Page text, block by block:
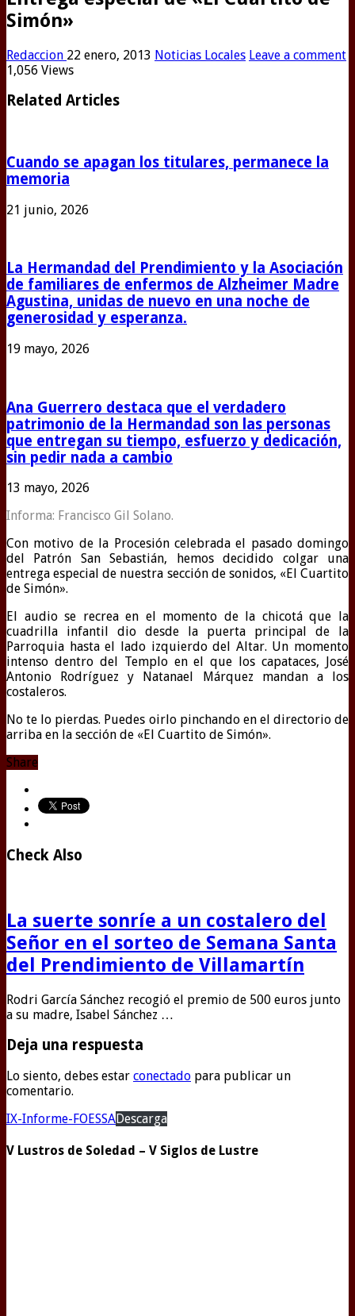
Simón»
Redaccion 22 enero, 2013 Noticias Locales Leave a comment
1,056 Views
Related Articles
Cuando se apagan los titulares, permanece la
memoria
21 junio, 2026
La Hermandad del Prendimiento y la Asociación
de familiares de enfermos de Alzheimer Madre
Agustina, unidas de nuevo en una noche de
generosidad y esperanza.
19 mayo, 2026
Ana Guerrero destaca que el verdadero
patrimonio de la Hermandad son las personas
que entregan su tiempo, esfuerzo y dedicación,
sin pedir nada a cambio
13 mayo, 2026
Informa: Francisco Gil Solano.
Con motivo de la Procesión celebrada el pasado domingo
del Patrón San Sebastián, hemos decidido colgar una
entrega especial de nuestra sección de sonidos, «El Cuartito
de Simón».
El audio se recrea en el momento de la chicotá que la
cuadrilla infantil dio desde la puerta principal de la
Parroquia hasta el lado izquierdo del Altar. Un momento
intenso dentro del Templo en el que los capataces, José
Antonio Rodríguez y Natanael Márquez mandan a los
costaleros.
No te lo pierdas. Puedes oirlo pinchando en el directorio de
arriba en la sección de «El Cuartito de Simón».
Share
Check Also
La suerte sonríe a un costalero del
Señor en el sorteo de Semana Santa
del Prendimiento de Villamartín
Rodri García Sánchez recogió el premio de 500 euros junto
a su madre, Isabel Sánchez …
Deja una respuesta
Lo siento, debes estar conectado para publicar un
comentario.
IX-Informe-FOESSADescarga
V Lustros de Soledad – V Siglos de Lustre